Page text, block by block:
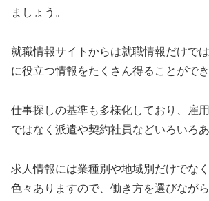
ましょう。
就職情報サイトからは就職情報だけで
に役立つ情報をたくさん得ることができ
仕事探しの基準も多様化しており、雇
ではなく派遣や契約社員などいろいろあ
求人情報には業種別や地域別だけでな
色々ありますので、働き方を選びなが